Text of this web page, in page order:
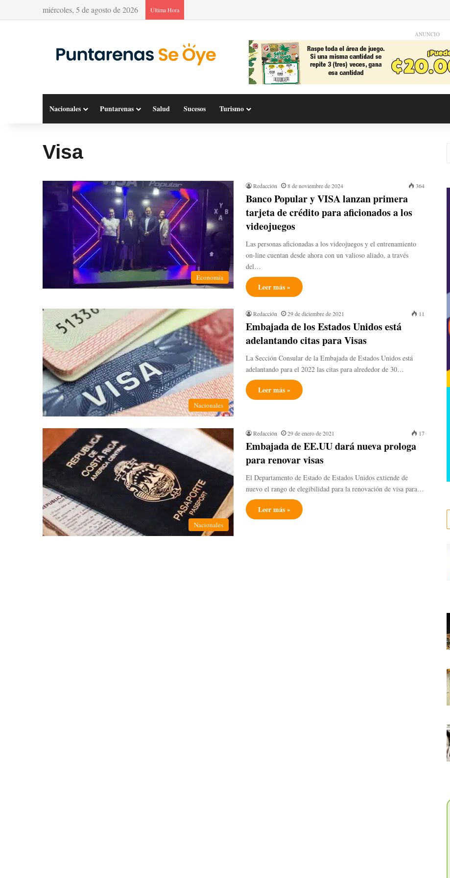
miércoles, 5 de agosto de 2026 Última Hora
ANUNCIO
Nacionales Puntarenas Salud Sucesos Turismo
Visa
Economía
Redacción 8 de noviembre de 2024 364
Banco Popular y VISA lanzan primera
tarjeta de crédito para aficionados a los
videojuegos
Las personas aficionadas a los videojuegos y el entrenamiento
on-line cuentan desde ahora con un valioso aliado, a través
del…
Leer más »
Nacionales
Redacción 29 de diciembre de 2021 11
Embajada de los Estados Unidos está
adelantando citas para Visas
La Sección Consular de la Embajada de Estados Unidos está
adelantando para el 2022 las citas para alrededor de 30…
Leer más »
Nacionales
Redacción 29 de enero de 2021 17
Embajada de EE.UU dará nueva prologa
para renovar visas
El Departamento de Estado de Estados Unidos extiende de
nuevo el rango de elegibilidad para la renovación de visa para…
Leer más »